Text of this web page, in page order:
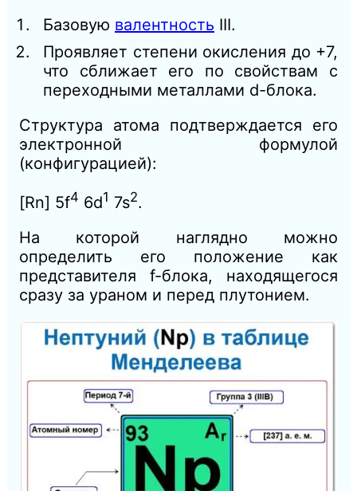
Базовую валентность III.
Проявляет степени окисления до +7,
что сближает его по свойствам с
переходными металлами d-блока.
Структура атома подтверждается его
электронной формулой
(конфигурацией):
[Rn] 5f4 6d1 7s2.
На которой наглядно можно
определить его положение как
представителя f-блока, находящегося
сразу за ураном и перед плутонием.